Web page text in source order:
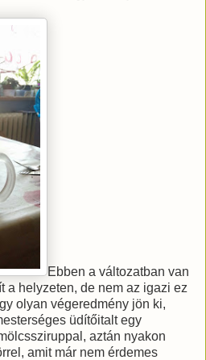
Ebben a változatban van
a helyzeten, de nem az igazi ez
olyan végeredmény jön ki,
üdítőitalt egy
aztán nyakon
amit már nem érdemes